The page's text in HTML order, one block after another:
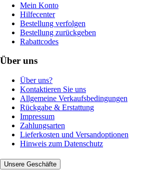
Mein Konto
Hilfecenter
Bestellung verfolgen
Bestellung zurückgeben
Rabattcodes
Über uns
Über uns?
Kontaktieren Sie uns
Allgemeine Verkaufsbedingungen
Rückgabe & Erstattung
Impressum
Zahlungsarten
Lieferkosten und Versandoptionen
Hinweis zum Datenschutz
Unsere Geschäfte